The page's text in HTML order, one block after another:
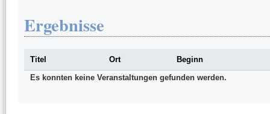
Ergebnisse
Titel Ort
Beginn
Es konnten keine Veranstaltungen gefunden werden.